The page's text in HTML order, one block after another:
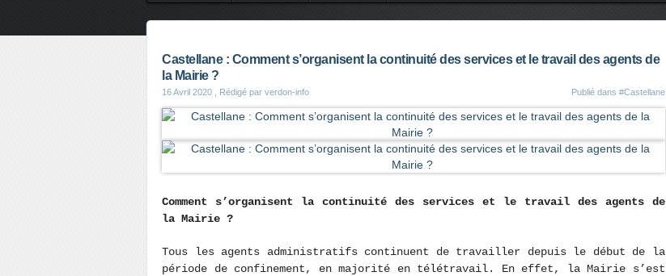
Castellane : Comment s’organisent la continuité des services et le travail des agents de
la Mairie ?
16 Avril 2020 , Rédigé par verdon-info Publié dans #Castellane
Comment s’organisent la continuité des services et le travail des agents de
la Mairie ?
Tous les agents administratifs continuent de travailler depuis le début de la
période de confinement, en majorité en télétravail. En effet, la Mairie s’est